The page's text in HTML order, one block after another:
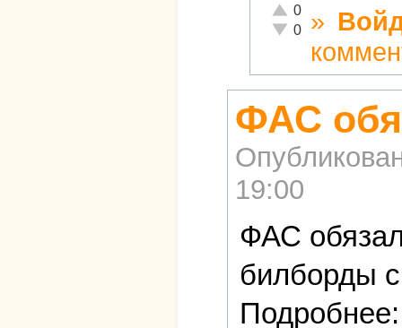
Отлично!
0
Неадекватно!
0 »
ФАС
19:00
ФАС
билборды с
Подробнее: